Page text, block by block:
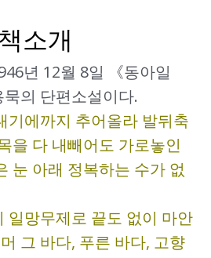
책소개
년 12월 8일 《동아일
의 단편소설이다.
기에까지 추어올라 발뒤축
을 다 내빼어도 가로놓인
눈 아래 정복하는 수가 없
일망무제로 끝도 없이 마안
그 바다, 푸른 바다, 고향